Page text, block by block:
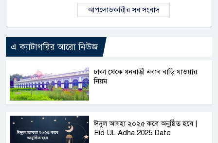
আপলোডকারীর সব সংবাদ
এ ক্যাটাগরির আরো নিউজ
ঢাকা থেকে ধনবাড়ী নবাব বাড়ি যাওয়ার
নিয়ম
ঈদুল আযহা ২০২৫ কবে অনুষ্ঠিত হবে |
Eid UL Adha 2025 Date